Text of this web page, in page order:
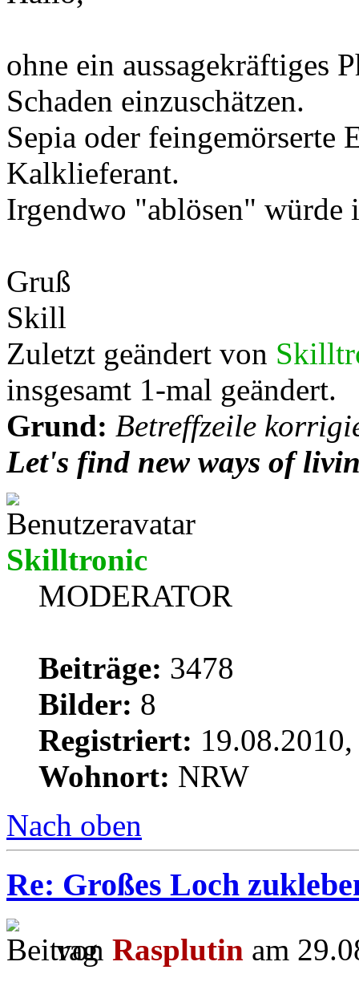
ohne ein aussagekräftiges
Schaden einzuschätzen.
Sepia oder feingemörserte
Kalklieferant.
Irgendwo "ablösen" würde
Gruß
Skill
Zuletzt geändert von
insgesamt 1-mal geändert.
Grund: Betreffzeile
Let's find new ways of
Skilltronic
MODERATOR
Beiträge: 3478
Bilder: 8
Registriert:
Wohnort: NRW
Nach oben
Re: Großes Loch
von Rasplutin am